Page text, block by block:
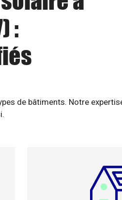
:
de bâtiments. Notre